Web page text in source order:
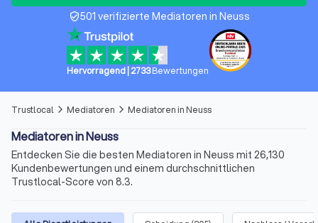
verified_user501 verifizierte Mediatoren in Neuss
Hervorragend| 2733 Bewertungen
Trustlocal arrow_forward_ios Mediatoren arrow_forward_ios Mediatoren in Neuss
Mediatoren in Neuss
Entdecken Sie die besten Mediatoren in Neuss mit 26,130
Kundenbewertungen und einem durchschnittlichen
Trustlocal-Score von 8.3.